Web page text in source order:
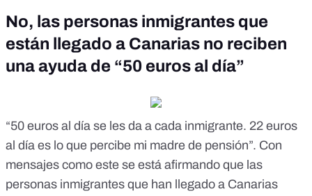
No, las personas inmigrantes que
están llegado a Canarias no reciben
una ayuda de “50 euros al día”
“50 euros al día se les da a cada inmigrante. 22 euros
al día es lo que percibe mi madre de pensión”. Con
mensajes como este se está afirmando que las
personas inmigrantes que han llegado a Canarias